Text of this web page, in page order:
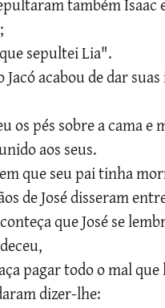
sepultei Lia".
Jacó acabou de dar
os pés sobre a cama e
aos seus.
que seu pai tinha
de José disseram
que José se
pagar todo o mal
dizer-lhe: